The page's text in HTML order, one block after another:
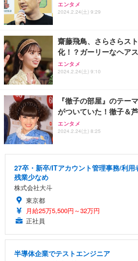
エンタメ
2024.2.24(土) 9:29
齋藤飛鳥、さらさらス
化！？ガーリーなヘア
エンタメ
2024.2.24(土) 9:10
『徹子の部屋』のテー
がついていた！徹子＆
エンタメ
2024.2.24(土) 8:25
27卒・新卒/ITアカウント管理事務/利用
残業少なめ
株式会社大斗
東京都
月給25万5,500円～32万円
正社員
半導体企業でテストエンジニア